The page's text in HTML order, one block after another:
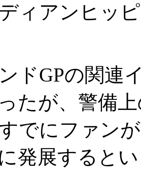
ィアンヒッ
ドGPの関連
たが、警備
でにファン
発展すると